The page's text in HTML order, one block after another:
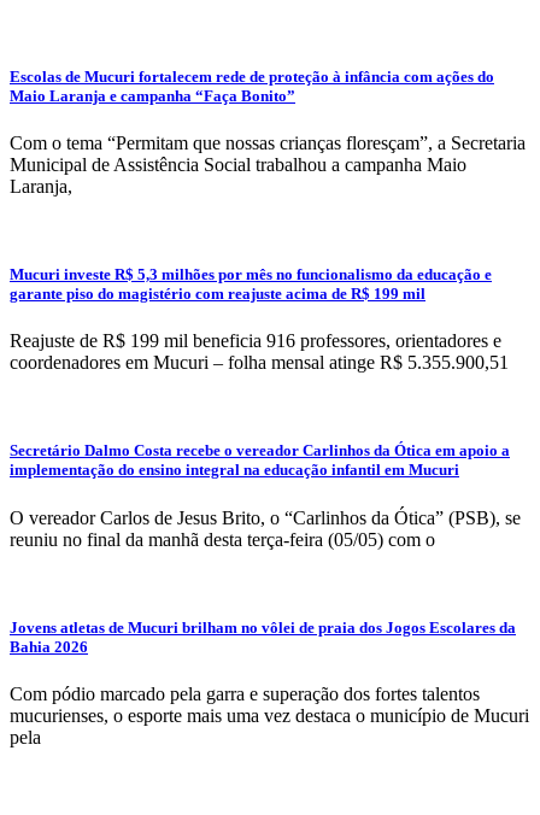
Escolas de Mucuri fortalecem rede de proteção à infância com ações do
Maio Laranja e campanha “Faça Bonito”
Com o tema “Permitam que nossas crianças floresçam”, a Secretaria
Municipal de Assistência Social trabalhou a campanha Maio
Laranja,
Mucuri investe R$ 5,3 milhões por mês no funcionalismo da educação e
garante piso do magistério com reajuste acima de R$ 199 mil
Reajuste de R$ 199 mil beneficia 916 professores, orientadores e
coordenadores em Mucuri – folha mensal atinge R$ 5.355.900,51
Secretário Dalmo Costa recebe o vereador Carlinhos da Ótica em apoio a
implementação do ensino integral na educação infantil em Mucuri
O vereador Carlos de Jesus Brito, o “Carlinhos da Ótica” (PSB), se
reuniu no final da manhã desta terça-feira (05/05) com o
Jovens atletas de Mucuri brilham no vôlei de praia dos Jogos Escolares da
Bahia 2026
Com pódio marcado pela garra e superação dos fortes talentos
mucurienses, o esporte mais uma vez destaca o município de Mucuri
pela